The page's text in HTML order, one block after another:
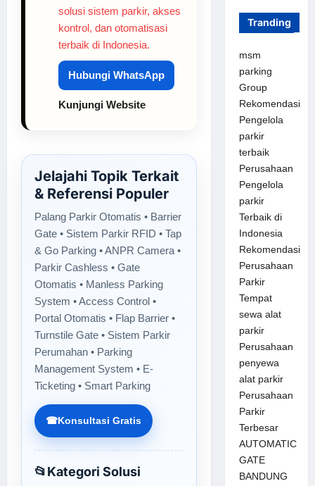
solusi sistem parkir, akses
kontrol, dan otomatisasi
terbaik di Indonesia.
Hubungi WhatsApp
Kunjungi Website
Jelajahi Topik Terkait
& Referensi Populer
Palang Parkir Otomatis • Barrier
Gate • Sistem Parkir RFID • Tap
& Go Parking • ANPR Camera •
Parkir Cashless • Gate
Otomatis • Manless Parking
System • Access Control •
Portal Otomatis • Flap Barrier •
Turnstile Gate • Sistem Parkir
Perumahan • Parking
Management System • E-
Ticketing • Smart Parking
☎Konsultasi Gratis
📂Kategori Solusi
Tranding
msm
parking
Group
Rekomendasi
Pengelola
parkir
terbaik
Perusahaan
Pengelola
parkir
Terbaik di
Indonesia
Rekomendasi
Perusahaan
Parkir
Tempat
sewa alat
parkir
Perusahaan
penyewa
alat parkir
Perusahaan
Parkir
Terbesar
AUTOMATIC
GATE
BANDUNG